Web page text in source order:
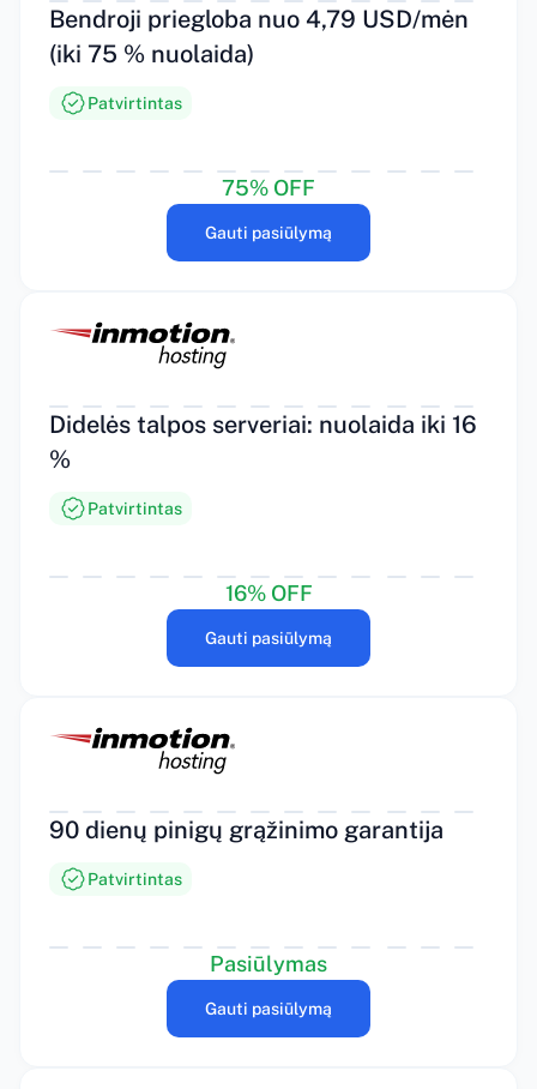
Bendroji priegloba nuo 4,79 USD/mėn
(iki 75 % nuolaida)
Patvirtintas
75% OFF
Gauti pasiūlymą
Didelės talpos serveriai: nuolaida iki 16
%
Patvirtintas
16% OFF
Gauti pasiūlymą
90 dienų pinigų grąžinimo garantija
Patvirtintas
Pasiūlymas
Gauti pasiūlymą